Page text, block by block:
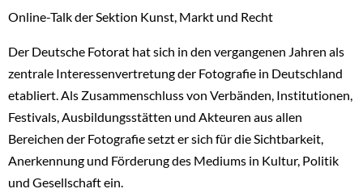
Online-Talk der Sektion Kunst, Markt und Recht
Der Deutsche Fotorat hat sich in den vergangenen Jahren als
zentrale Interessenvertretung der Fotografie in Deutschland
etabliert. Als Zusammenschluss von Verbänden, Institutionen,
Festivals, Ausbildungsstätten und Akteuren aus allen
Bereichen der Fotografie setzt er sich für die Sichtbarkeit,
Anerkennung und Förderung des Mediums in Kultur, Politik
und Gesellschaft ein.